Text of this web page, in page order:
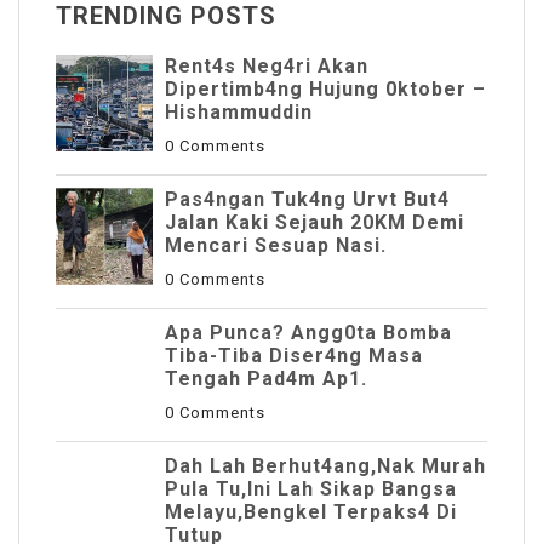
TRENDING POSTS
Rent4s Neg4ri Akan
Dipertimb4ng Hujung 0ktober –
Hishammuddin
0 Comments
Pas4ngan Tuk4ng Urvt But4
JaIan Kaki Sejauh 20KM Demi
Mencari Sesuap Nasi.
0 Comments
Apa Punca? Angg0ta Bomba
Tiba-Tiba Diser4ng Masa
Tengah Pad4m Ap1.
0 Comments
Dah Lah Berhut4ang,Nak Murah
Pula Tu,Ini Lah Sikap Bangsa
Melayu,Bengkel Terpaks4 Di
Tutup